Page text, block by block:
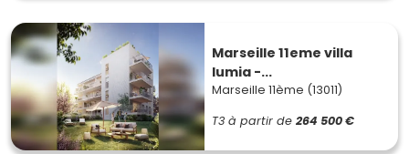
Marseille 11eme villa
lumia -...
Marseille 11ème (13011)
T3 à partir de 264 500 €